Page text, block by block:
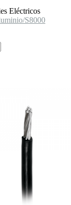
Eléctricos
S8000